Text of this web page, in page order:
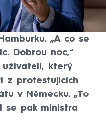
za svou reakci
o demonstraci
„A co se
Dobrou noc,“
uživateli, který
z protestujících
v Německu. „To
se pak ministra